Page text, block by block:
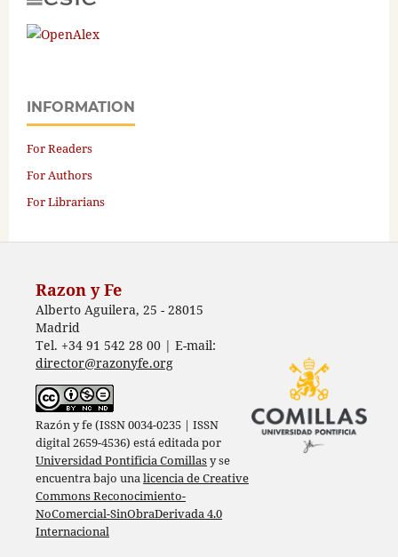
INFORMATION
For Readers
For Authors
For Librarians
Razon y Fe
Alberto Aguilera, 25 - 28015
Madrid
Tel. +34 91 542 28 00 | E-mail:
director@razonyfe.org
Razón y fe (ISSN 0034-0235 | ISSN
digital 2659-4536) está editada por
Universidad Pontificia Comillasy se
encuentra bajo unalicencia de Creative
Commons Reconocimiento-
NoComercial-SinObraDerivada 4.0
Internacional